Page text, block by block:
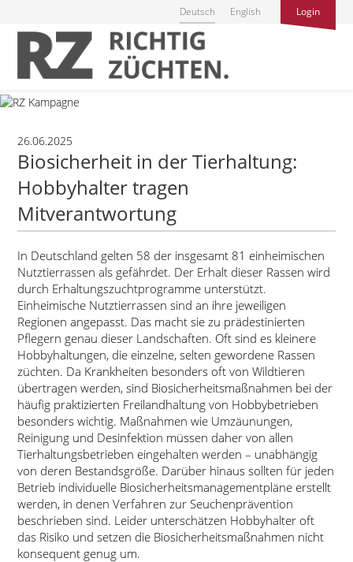
Deutsch English Login
26.06.2025
Biosicherheit in der Tierhaltung:
Hobbyhalter tragen
Mitverantwortung
In Deutschland gelten 58 der insgesamt 81 einheimischen
Nutztierrassen als gefährdet. Der Erhalt dieser Rassen wird
durch Erhaltungszuchtprogramme unterstützt.
Einheimische Nutztierrassen sind an ihre jeweiligen
Regionen angepasst. Das macht sie zu prädestinierten
Pflegern genau dieser Landschaften. Oft sind es kleinere
Hobbyhaltungen, die einzelne, selten gewordene Rassen
züchten. Da Krankheiten besonders oft von Wildtieren
übertragen werden, sind Biosicherheitsmaßnahmen bei der
häufig praktizierten Freilandhaltung von Hobbybetrieben
besonders wichtig. Maßnahmen wie Umzäunungen,
Reinigung und Desinfektion müssen daher von allen
Tierhaltungsbetrieben eingehalten werden – unabhängig
von deren Bestandsgröße. Darüber hinaus sollten für jeden
Betrieb individuelle Biosicherheitsmanagementpläne erstellt
werden, in denen Verfahren zur Seuchenprävention
beschrieben sind. Leider unterschätzen Hobbyhalter oft
das Risiko und setzen die Biosicherheitsmaßnahmen nicht
konsequent genug um.